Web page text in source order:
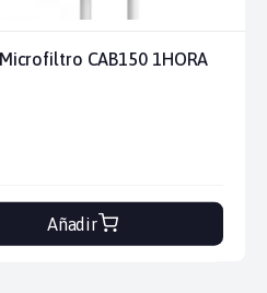
CAB150 1HORA
Añadir